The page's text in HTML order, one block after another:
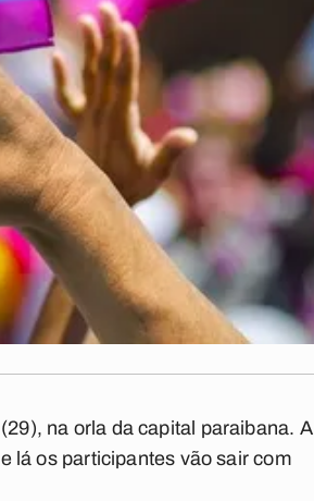
na orla da capital paraibana. A
lá os participantes vão sair com